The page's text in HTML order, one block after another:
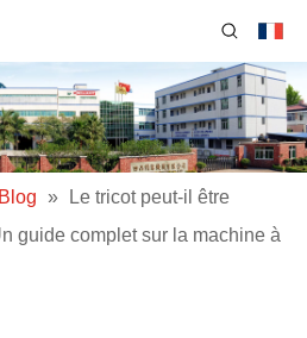
Blog »
Le tricot peut-il être
guide complet sur la machine à